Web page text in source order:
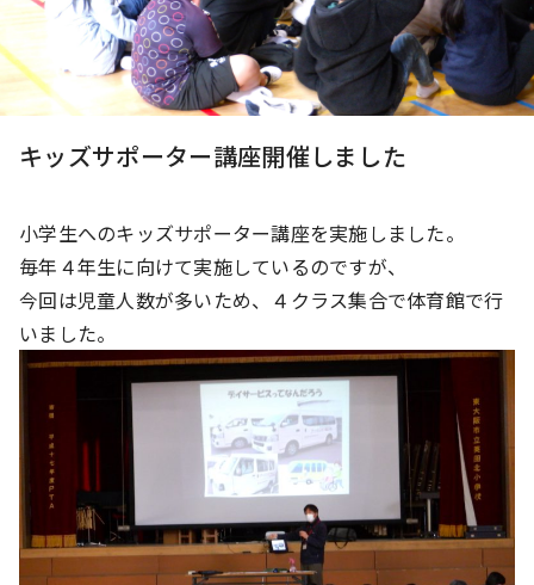
キッズサポーター講座開催しました
小学生へのキッズサポーター講座を実施しました。
毎年４年生に向けて実施しているのですが、
今回は児童人数が多いため、４クラス集合で体育館で行
いました。